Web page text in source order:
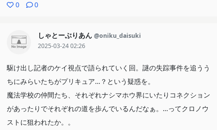
0 0
しゃとーぶりあん @oniku_daisuki
2025-03-24 02:26
駆け出し記者のケイ視点で語られていく回。謎の失踪事件を追うう
ちにみらいたちがプリキュア…？という疑惑を。
魔法学校の仲間たち、それぞれナシマホウ界にいたりコネクション
があったりでそれぞれの道を歩んでいるんだなぁ。…ってクロノウ
ストに狙われたか。。